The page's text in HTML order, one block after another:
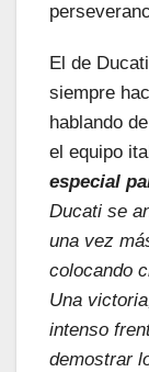
El de
siempre
hablando
el equipo
especial
Ducati se
una vez
colocando
Una
intenso
demostrar